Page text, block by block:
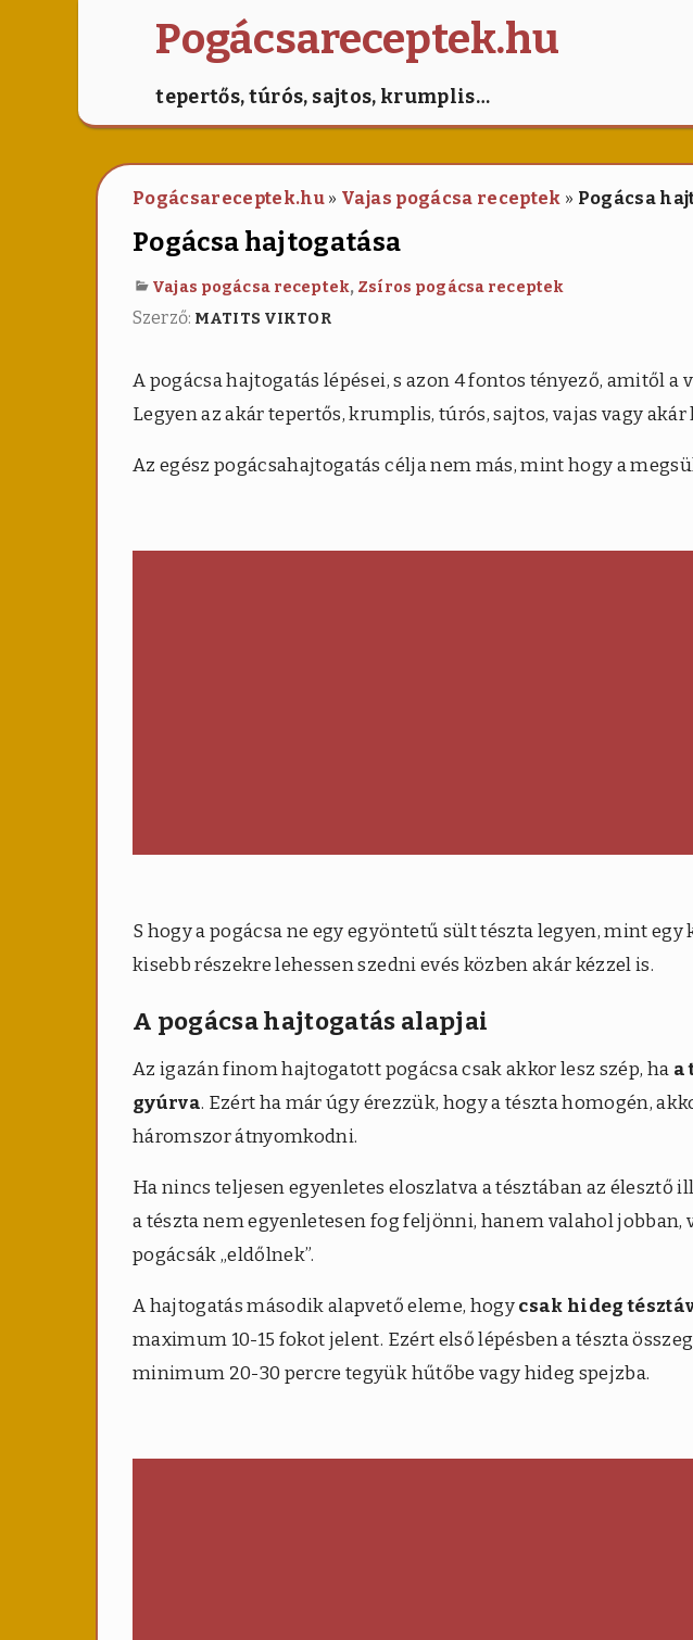
Pogácsareceptek.hu
tepertős, túrós, sajtos, krumplis…
Pogácsareceptek.hu » Vajas pogácsa receptek » Pogácsa
Pogácsa hajtogatása
Vajas pogácsa receptek, Zsíros pogácsa receptek
Szerző: MATITS VIKTOR
A pogácsa hajtogatás lépései, s azon 4 fontos tényező, amitől a
Legyen az akár tepertős, krumplis, túrós, sajtos, vajas vagy akár
Az egész pogácsahajtogatás célja nem más, mint hogy a
S hogy a pogácsa ne egy egyöntetű sült tészta legyen, mint
kisebb részekre lehessen szedni evés közben akár kézzel is.
A pogácsa hajtogatás alapjai
Az igazán finom hajtogatott pogácsa csak akkor lesz szép, ha a
gyúrva. Ezért ha már úgy érezzük, hogy a tészta homogén,
háromszor átnyomkodni.
Ha nincs teljesen egyenletes eloszlatva a tésztában az élesztő
a tészta nem egyenletesen fog feljönni, hanem valahol jobban,
pogácsák „eldőlnek”.
A hajtogatás második alapvető eleme, hogycsak hideg
maximum 10-15 fokot jelent. Ezért első lépésben a tészta
minimum 20-30 percre tegyük hűtőbe vagy hideg spejzba.